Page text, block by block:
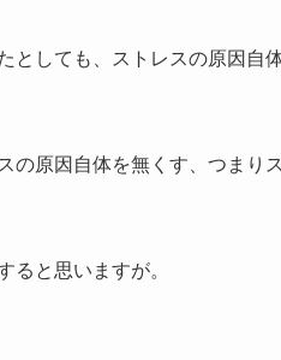
としても、ストレスの原因自
の原因自体を無くす、つまり
ると思いますが。